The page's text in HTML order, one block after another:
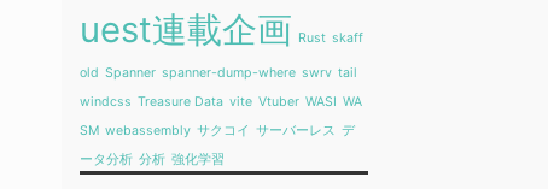
uest連載企画 Rust skaff
old Spanner spanner-dump-where swrv tail
windcss Treasure Data vite Vtuber WASI WA
SM webassembly サクコイ サーバーレス デ
ータ分析 分析 強化学習